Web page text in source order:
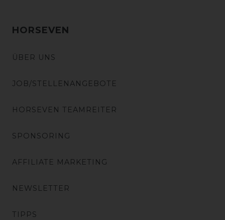
HORSEVEN
ÜBER UNS
JOB/STELLENANGEBOTE
HORSEVEN TEAMREITER
SPONSORING
AFFILIATE MARKETING
NEWSLETTER
TIPPS